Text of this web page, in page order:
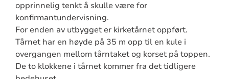
opprinnelig tenkt å skulle være for
konfirmantundervisning.
For enden av utbygget er kirketårnet oppført.
Tårnet har en høyde på 35 m opp til en kule i
overgangen mellom tårntaket og korset på toppen.
De to klokkene i tårnet kommer fra det tidligere